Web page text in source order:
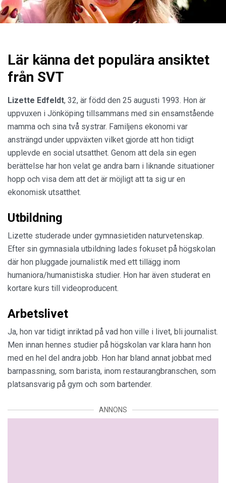
Lär känna det populära ansiktet
från SVT
Lizette Edfeldt, 32, är född den 25 augusti 1993. Hon är
uppvuxen i Jönköping tillsammans med sin ensamstående
mamma och sina två systrar. Familjens ekonomi var
ansträngd under uppväxten vilket gjorde att hon tidigt
upplevde en social utsatthet. Genom att dela sin egen
berättelse har hon velat ge andra barn i liknande situationer
hopp och visa dem att det är möjligt att ta sig ur en
ekonomisk utsatthet.
Utbildning
Lizette studerade under gymnasietiden naturvetenskap.
Efter sin gymnasiala utbildning lades fokuset på högskolan
där hon pluggade journalistik med ett tillägg inom
humaniora/humanistiska studier. Hon har även studerat en
kortare kurs till videoproducent.
Arbetslivet
Ja, hon var tidigt inriktad på vad hon ville i livet, bli journalist.
Men innan hennes studier på högskolan var klara hann hon
med en hel del andra jobb. Hon har bland annat jobbat med
barnpassning, som barista, inom restaurangbranschen, som
platsansvarig på gym och som bartender.
ANNONS